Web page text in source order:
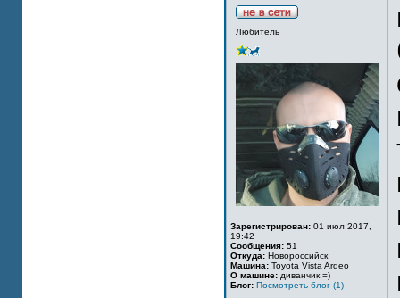
Любитель
Зарегистрирован: 01 июл 2017,
19:42
Сообщения: 51
Откуда: Новороссийск
Машина: Toyota Vista Ardeo
О машине: диванчик =)
Блог: Посмотреть блог (1)